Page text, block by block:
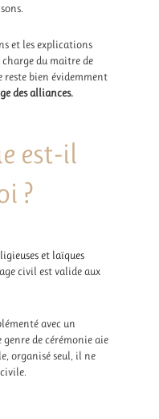
et les explications
du maitre de
reste bien évidemment
des alliances.
est-il
?
et laïques
civil est valide aux
avec un
de cérémonie aie
organisé seul, il ne